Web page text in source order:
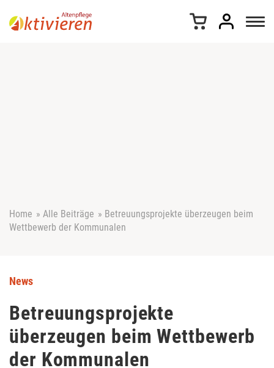
Home » Alle Beiträge » Betreuungsprojekte überzeugen beim
Wettbewerb der Kommunalen
News
Betreuungsprojekte
überzeugen beim Wettbewerb
der Kommunalen